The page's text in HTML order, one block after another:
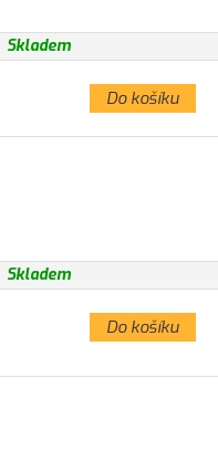
Skladem
Do košíku
Skladem
Do košíku